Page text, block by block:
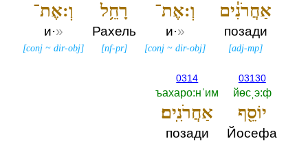
אַחֲרֹנִ֔ים
позади
[adj-mp]
וְ:אֶת־
и·»
[conj ~dir-obj]
רָחֵ֥ל
Рахель
[nf-pr]
וְ:אֶת־
и·»
[conj ~dir-obj]
03130
йөсˌэ:ф
יוֹסֵ֖ף
Йосефа
0314
ъахаро:нˈим
אַחֲרֹנִֽים׃
позади